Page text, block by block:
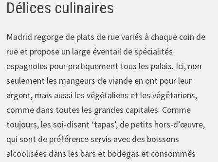
Délices culinaires
Madrid regorge de plats de rue variés à chaque coin de
rue et propose un large éventail de spécialités
espagnoles pour pratiquement tous les palais. Ici, non
seulement les mangeurs de viande en ont pour leur
argent, mais aussi les végétaliens et les végétariens,
comme dans toutes les grandes capitales. Comme
toujours, les soi-disant ‘tapas’, de petits hors-d’œuvre,
qui sont de préférence servis avec des boissons
alcoolisées dans les bars et bodegas et consommés